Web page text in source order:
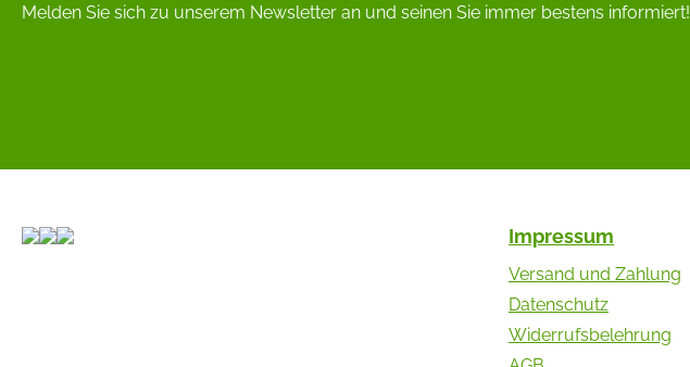
Melden Sie sich zu unserem Newsletter an und seinen Sie immer bestens informiert!
Impressum
Versand und Zahlung
Datenschutz
Widerrufsbelehrung